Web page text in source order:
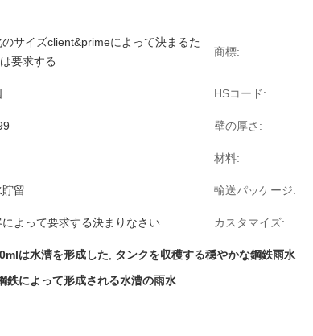
サイズclient&primeによって決まるた
要求する
商標:
HSコード:
壁の厚さ:
材料:
留 輸送パッケージ:
によって要求する決まりなさい カスタマイズ:
は水漕を形成した
タンクを収穫する穏やかな鋼鉄雨水
鉄によって形成される水漕の雨水